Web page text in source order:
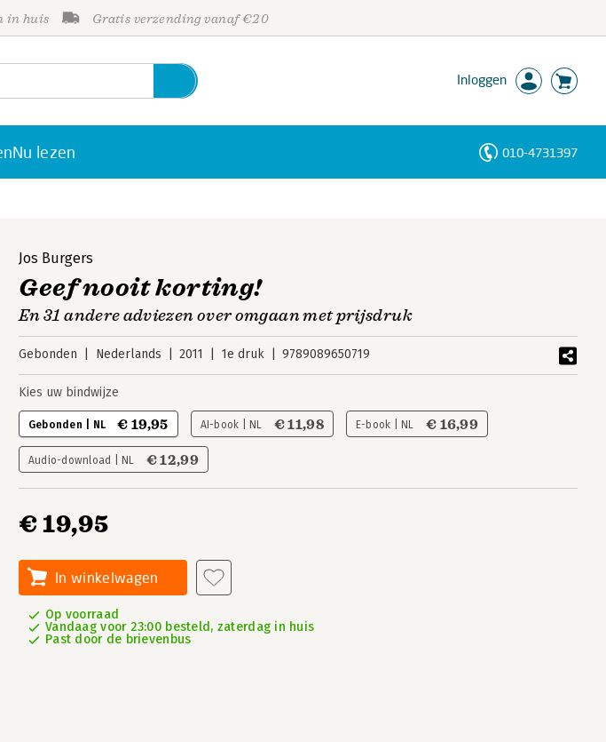
in huis Gratis verzending vanaf €20
Inloggen
Nu lezen 010-4731397
Jos Burgers
Geef nooit korting!
En 31 andere adviezen over omgaan met prijsdruk
Gebonden Nederlands 2011 1e druk 9789089650719
Kies uw bindwijze
Gebonden | NL € 19,95 AI-book | NL € 11,98 E-book | NL € 16,99
Audio-download | NL € 12,99
€ 19,95
In winkelwagen
Op voorraad
Vandaag voor 23:00 besteld, zaterdag in huis
Past door de brievenbus
Personen